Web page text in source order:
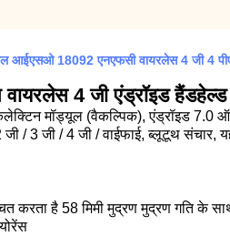
आईएसओ 18092 एनएफसी वायरलेस 4 जी 4
वायरलेस 4 जी एंड्रॉइड
मॉड्यूल (वैकल्पिक), एंड्रॉइड 7.0
/ 3 जी / 4 जी / वाईफाई, ब्लूटूथ संचार,
करता है 58 मिमी मुद्रण मुद्रण गति के